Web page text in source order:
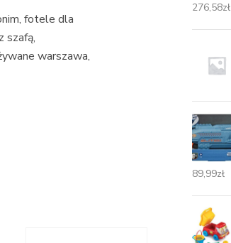
fotele dla
szafą,
warszawa,
276,58zł
89,99zł